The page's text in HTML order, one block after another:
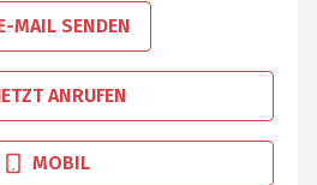
MAIL SENDEN
ANRUFEN
MOBIL